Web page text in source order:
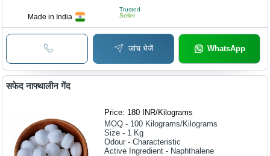
Made in India
Trusted
Seller
जांच भेजें WhatsApp
सफेद नाफ्थालीन गेंद
Price: 180 INR/Kilograms
MOQ - 100 Kilograms/Kilograms
Size - 1 Kg
Odour - Characteristic
Active Ingredient - Naphthalene